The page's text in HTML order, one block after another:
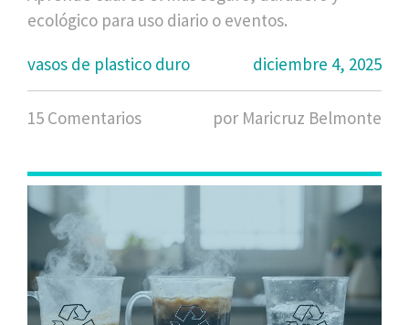
ecológico para uso diario o eventos.
vasos de plastico duro
diciembre 4, 2025
15 Comentarios por Maricruz Belmonte